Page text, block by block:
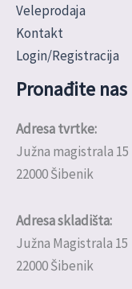
Veleprodaja
Kontakt
Login/Registracija
Pronađite nas
Adresa tvrtke:
Južna magistrala 15
22000 Šibenik
Adresa skladišta:
Južna Magistrala 15
22000 Šibenik